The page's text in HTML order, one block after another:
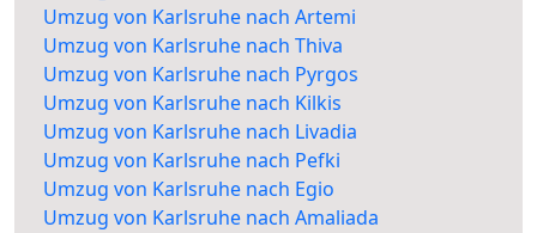
Umzug von Karlsruhe nach Artemi
Umzug von Karlsruhe nach Thiva
Umzug von Karlsruhe nach Pyrgos
Umzug von Karlsruhe nach Kilkis
Umzug von Karlsruhe nach Livadia
Umzug von Karlsruhe nach Pefki
Umzug von Karlsruhe nach Egio
Umzug von Karlsruhe nach Amaliada